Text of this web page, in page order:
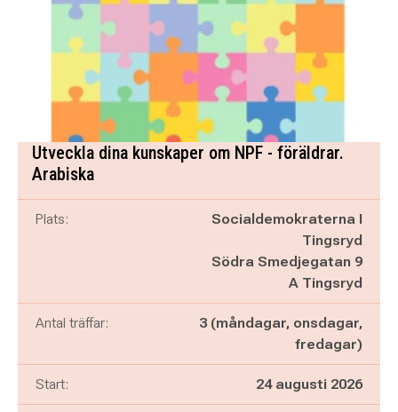
Utveckla dina kunskaper om NPF - föräldrar.
Arabiska
Plats:
Socialdemokraterna I
Tingsryd
Södra Smedjegatan 9
A Tingsryd
Antal träffar:
3 (måndagar, onsdagar,
fredagar)
Start: 24 augusti 2026